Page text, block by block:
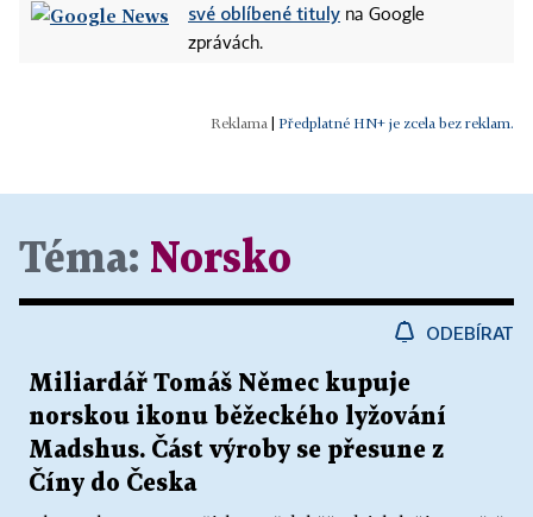
své oblíbené tituly na Google
zprávách.
Předplatné HN+ je zcela bez reklam.
Téma: Norsko
ODEBÍRAT
Miliardář Tomáš Němec kupuje
norskou ikonu běžeckého lyžování
Madshus. Část výroby se přesune z
Číny do Česka